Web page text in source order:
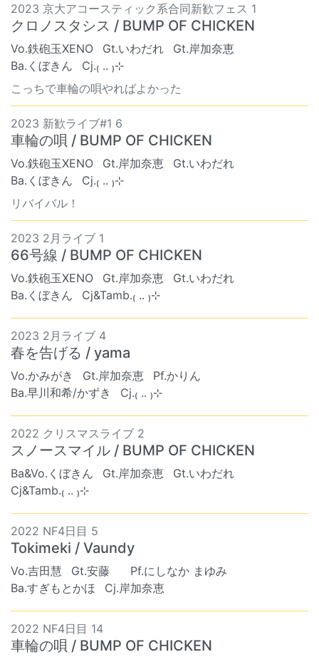
2023 京大アコースティック系合同新歓フェス 1
クロノスタシス / BUMP OF CHICKEN
Vo.鉄砲玉XENO Gt.いわだれ
Gt.岸加奈恵
Ba.くぼきん
Cj.₍ .. ₎⊹
こっちで車輪の唄やればよかった
2023 新歓ライブ#1 6
車輪の唄 / BUMP OF CHICKEN
Vo.鉄砲玉XENO Gt.岸加奈恵
Gt.いわだれ
Ba.くぼきん
Cj.₍ .. ₎⊹
リバイバル！
2023 2月ライブ 1
66号線 / BUMP OF CHICKEN
Vo.鉄砲玉XENO Gt.岸加奈恵
Gt.いわだれ
Ba.くぼきん
Cj&Tamb.₍ .. ₎⊹
2023 2月ライブ 4
春を告げる / yama
Vo.かみがき Gt.岸加奈恵
Pf.かりん
Ba.早川和希/かずき
Cj.₍ .. ₎⊹
2022 クリスマスライブ 2
スノースマイル / BUMP OF CHICKEN
Ba&Vo.くぼきん Gt.岸加奈恵
Gt.いわだれ
Cj&Tamb.₍ .. ₎⊹
2022 NF4日目 5
Tokimeki / Vaundy
Vo.吉田慧 Gt.安藤
Pf.にしなか まゆみ
Ba.すぎもとかほ
Cj.岸加奈恵
2022 NF4日目 14
車輪の唄 / BUMP OF CHICKEN